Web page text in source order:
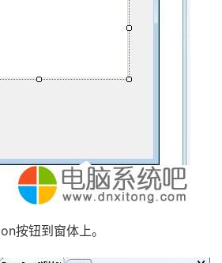
钮到窗体上。